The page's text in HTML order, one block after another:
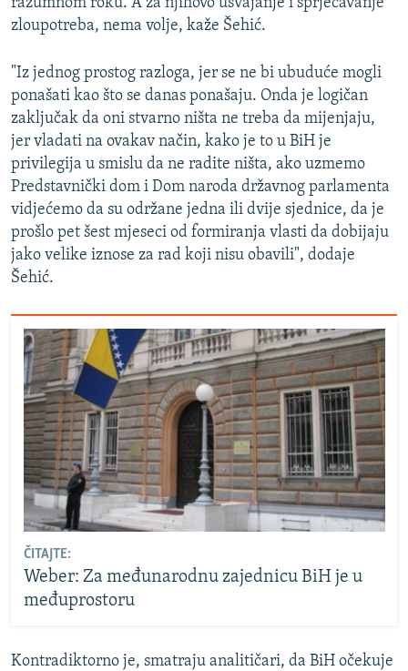
razumnom roku. A za njihovo usvajanje i sprječavanje
zloupotreba, nema volje, kaže Šehić.
"Iz jednog prostog razloga, jer se ne bi ubuduće mogli
ponašati kao što se danas ponašaju. Onda je logičan
zaključak da oni stvarno ništa ne treba da mijenjaju,
jer vladati na ovakav način, kako je to u BiH je
privilegija u smislu da ne radite ništa, ako uzmemo
Predstavnički dom i Dom naroda državnog parlamenta
vidjećemo da su održane jedna ili dvije sjednice, da je
prošlo pet šest mjeseci od formiranja vlasti da dobijaju
jako velike iznose za rad koji nisu obavili", dodaje
Šehić.
ČITAJTE:
Weber: Za međunarodnu zajednicu BiH je u
međuprostoru
Kontradiktorno je, smatraju analitičari, da BiH očekuje